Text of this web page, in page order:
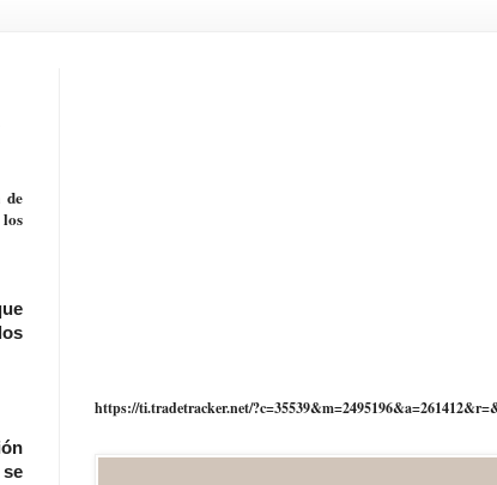
de
https://ti.tradetracker.net/